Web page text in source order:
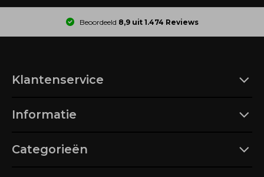
Beoordeeld 8,9 uit 1.474 Reviews
Klantenservice
Informatie
Categorieën